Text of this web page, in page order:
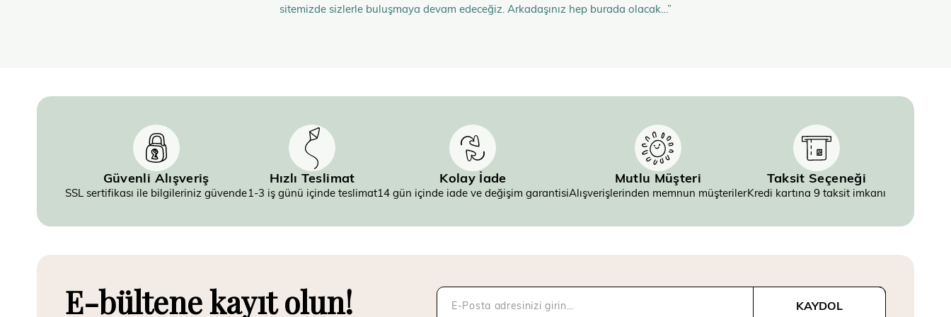
sitemizde sizlerle buluşmaya devam edeceğiz. Arkadaşınız hep burada olacak…”
Güvenli Alışveriş
SSL sertifikası ile bilgileriniz güvende
Hızlı Teslimat
1-3 iş günü içinde teslimat
Kolay İade
14 gün içinde iade ve değişim garantisi
Mutlu Müşteri
Alışverişlerinden memnun müşteriler
Taksit Seçeneği
Kredi kartına 9 taksit imkanı
E-bültene kayıt olun! KAYDOL